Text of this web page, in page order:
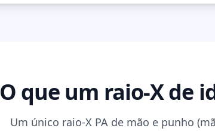
O que um raio-X de
Um único raio-X PA de mão e punho